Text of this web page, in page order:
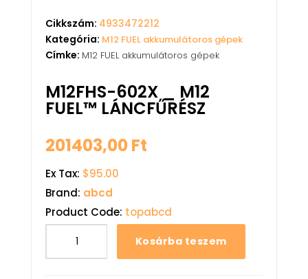
Cikkszám: 4933472212
Kategória: M12 FUEL akkumulátoros gépek
Címke: M12 FUEL akkumulátoros gépek
M12FHS-602X _ M12
FUEL™ LÁNCFŰRÉSZ
201403,00Ft
Ex Tax: $95.00
Brand: abcd
Product Code: topabcd
Kosárba teszem